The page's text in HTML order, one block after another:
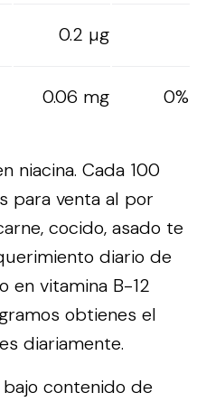
0.2 µg
0.06 mg 0%
niacina. Cada 100
para venta al por
cocido, asado te
diario de
en vitamina B-12
obtienes el
diariamente.
contenido de